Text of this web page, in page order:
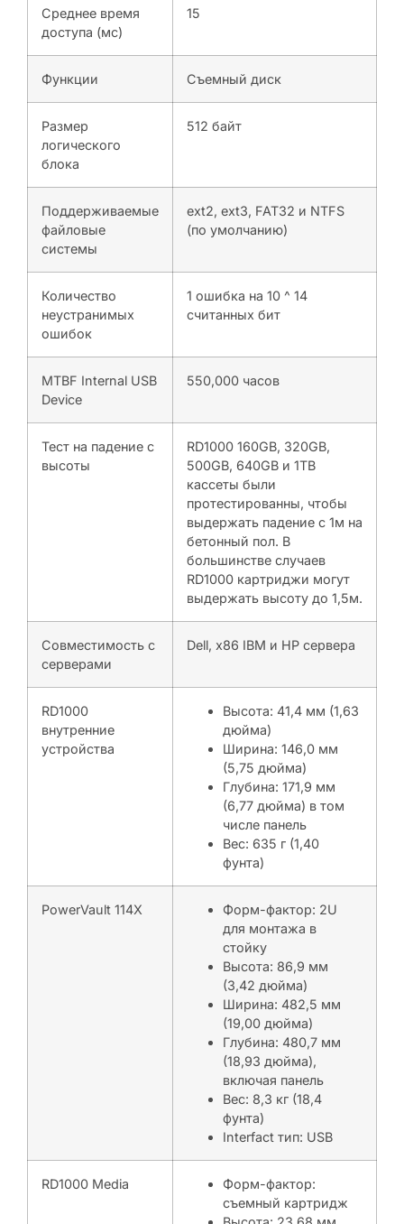
Среднее время
доступа (мс)
15
Функции Съемный диск
Размер
логического
блока
512 байт
Поддерживаемые
файловые
системы
ext2, ext3, FAT32 и NTFS
(по умолчанию)
Количество
неустранимых
ошибок
1 ошибка на 10 ^ 14
считанных бит
MTBF Internal USB
Device
550,000 часов
Тест на падение с
высоты
RD1000 160GB, 320GB,
500GB, 640GB и 1TB
кассеты были
протестированны, чтобы
выдержать падение с 1м на
бетонный пол. В
большинстве случаев
RD1000 картриджи могут
выдержать высоту до 1,5м.
Совместимость с
серверами
Dell, x86 IBM и HP сервера
RD1000
внутренние
устройства
Высота: 41,4 мм (1,63
дюйма)
Ширина: 146,0 мм
(5,75 дюйма)
Глубина: 171,9 мм
(6,77 дюйма) в том
числе панель
Вес: 635 г (1,40
фунта)
PowerVault 114X
Форм-фактор: 2U
для монтажа в
стойку
Высота: 86,9 мм
(3,42 дюйма)
Ширина: 482,5 мм
(19,00 дюйма)
Глубина: 480,7 мм
(18,93 дюйма),
включая панель
Вес: 8,3 кг (18,4
фунта)
Interfact тип: USB
RD1000 Media
Форм-фактор:
съемный картридж